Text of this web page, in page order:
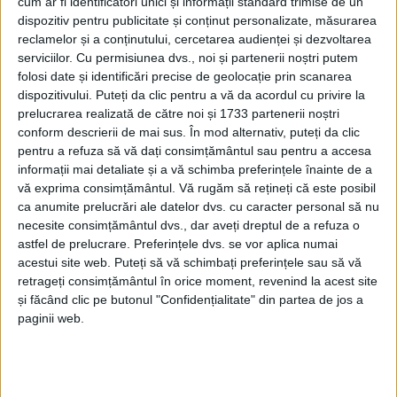
dispozitiv pentru publicitate și conținut personalizate, măsurarea
reclamelor și a conținutului, cercetarea audienței și dezvoltarea
serviciilor. Cu permisiunea dvs., noi și partenerii noștri putem
folosi date și identificări precise de geolocație prin scanarea
dispozitivului. Puteți da clic pentru a vă da acordul cu privire la
prelucrarea realizată de către noi și 1733 partenerii noștri
conform descrierii de mai sus. În mod alternativ, puteți da clic
pentru a refuza să vă dați consimțământul sau pentru a accesa
informații mai detaliate și a vă schimba preferințele înainte de a
vă exprima consimțământul. Vă rugăm să rețineți că este posibil
ca anumite prelucrări ale datelor dvs. cu caracter personal să nu
necesite consimțământul dvs., dar aveți dreptul de a refuza o
astfel de prelucrare. Preferințele dvs. se vor aplica numai
acestui site web. Puteți să vă schimbați preferințele sau să vă
retrageți consimțământul în orice moment, revenind la acest site
și făcând clic pe butonul "Confidențialitate" din partea de jos a
paginii web.
filosofic
21 MAI, 2026
ACTUALITATE
Elevi de la ”Ștefan” și
”Petru”, cu medalii
internaționale, felicitați și
premiați de Primăria
Sucevei
23 MAI, 2023
EDUCAȚIE
Profesorul Hrenciuc,
despre elevii pe care îi are
la ”Ștefan” și la ”Petru: Am
niște elevi extraordinari, iar
mulți vor să plece în